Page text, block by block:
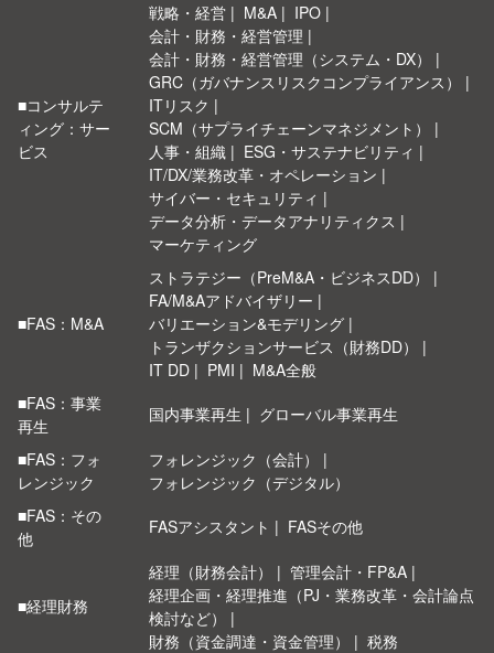
■コンサルテ
ィング：サー
ビス
戦略・経営 M&A
IPO
会計・財務・経営管理
会計・財務・経営管理（システム・DX）
GRC（ガバナンスリスクコンプライアンス）
ITリスク
SCM（サプライチェーンマネジメント）
人事・組織
ESG・サステナビリティ
IT/DX/業務改革・オペレーション
サイバー・セキュリティ
データ分析・データアナリティクス
マーケティング
■FAS：M&A
ストラテジー（PreM&A・ビジネスDD）
FA/M&Aアドバイザリー
バリエーション&モデリング
トランザクションサービス（財務DD）
IT DD
PMI
M&A全般
■FAS：事業
再生
国内事業再生 グローバル事業再生
■FAS：フォ
レンジック
フォレンジック（会計）
フォレンジック（デジタル）
■FAS：その
他
FASアシスタント FASその他
■経理財務
経理（財務会計）
管理会計・FP&A
経理企画・経理推進（PJ・業務改革・会計論点
検討など）
財務（資金調達・資金管理）
税務